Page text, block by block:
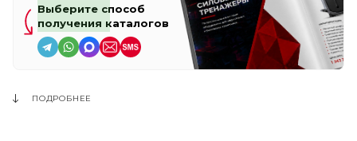
Выберите способ
получения каталогов
ПОДРОБНЕЕ